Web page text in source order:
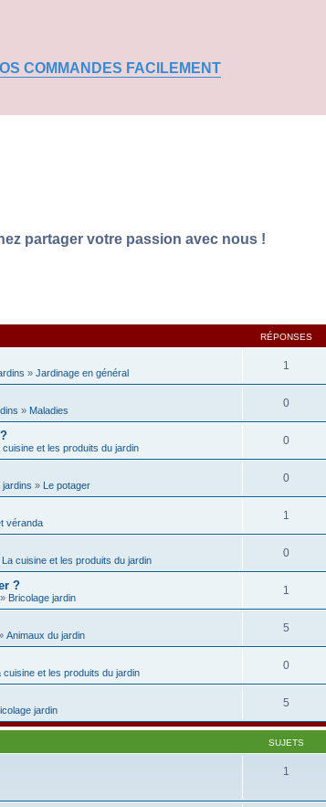
COMMANDES FACILEMENT
partager votre passion avec nous !
RÉPONSES
» Jardinage en général
1
» Maladies
0
cuisine et les produits du jardin
0
jardins » Le potager
0
véranda
1
La cuisine et les produits du jardin
0
?
» Bricolage jardin
1
Animaux du jardin
5
cuisine et les produits du jardin
0
jardin
5
SUJETS
1